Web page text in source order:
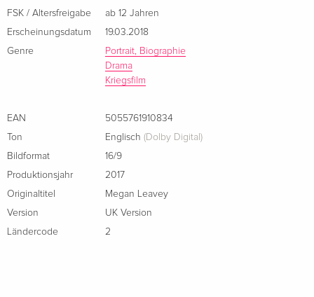
FSK / Altersfreigabe
ab 12 Jahren
Erscheinungsdatum
19.03.2018
Genre
Portrait, Biographie
Drama
Kriegsfilm
EAN
5055761910834
Ton
Englisch (Dolby Digital)
Bildformat
16/9
Produktionsjahr
2017
Originaltitel
Megan Leavey
Version
UK Version
Ländercode
2